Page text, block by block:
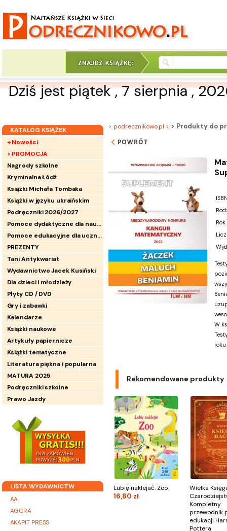
Dziś jest piątek , 7 sierpnia ,
KATALOG KSIĄŻEK
+ Nowości
> PROMOCJA
Nagrody szkolne
Kryminalna Łódź
Książki Michała Tombaka
Książki w języku ukraińskim
Podręczniki 2026/2027
Pomoce dydaktyczne dla nauczycieli
Pomoce edukacyjne dla uczniów
PREZENTY
Tani Antykwariat
Wydawnictwo Jacek Kusiński
Dla dzieci i młodzieży
Płyty CD / DVD
Gry i zabawki
Kalendarze
Książki naukowe
Artykuły papiernicze
Książki tematyczne
Literatura piękna i popularna
MATURA 2025
Podręczniki szkolne
Prawo Jazdy
LISTA WYDAWNICTW
AA
AGORA
AKAPIT PRESS
> podrecznikowo.pl > > Produkty do
POWRÓT
W
Rekomendowane produkty
Lubię naklejać. Zoo
16,80 zł
Wielka
Kompletny
przewodnik
edukacji
Pottera